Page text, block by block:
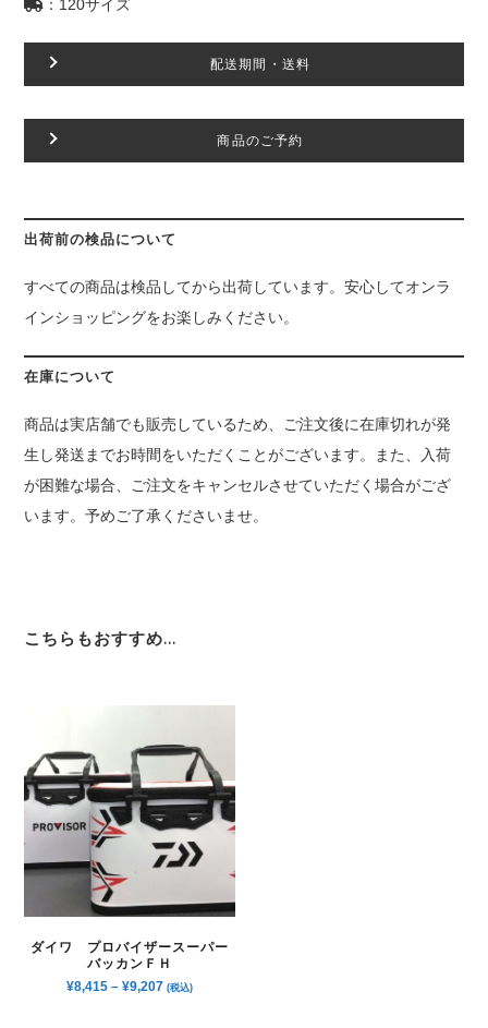
：120サイズ
配送期間・送料
商品のご予約
出荷前の検品について
すべての商品は検品してから出荷しています。安心してオンラ
インショッピングをお楽しみください。
在庫について
商品は実店舗でも販売しているため、ご注文後に在庫切れが発
生し発送までお時間をいただくことがございます。また、入荷
が困難な場合、ご注文をキャンセルさせていただく場合がござ
います。予めご了承くださいませ。
こちらもおすすめ…
ダイワ プロバイザースーパー
バッカンＦＨ
¥8,415 –¥9,207 (税込)